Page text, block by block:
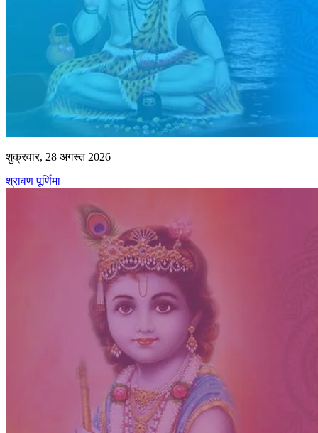
शुक्रवार, 28 अगस्त 2026
श्रावण पूर्णिमा